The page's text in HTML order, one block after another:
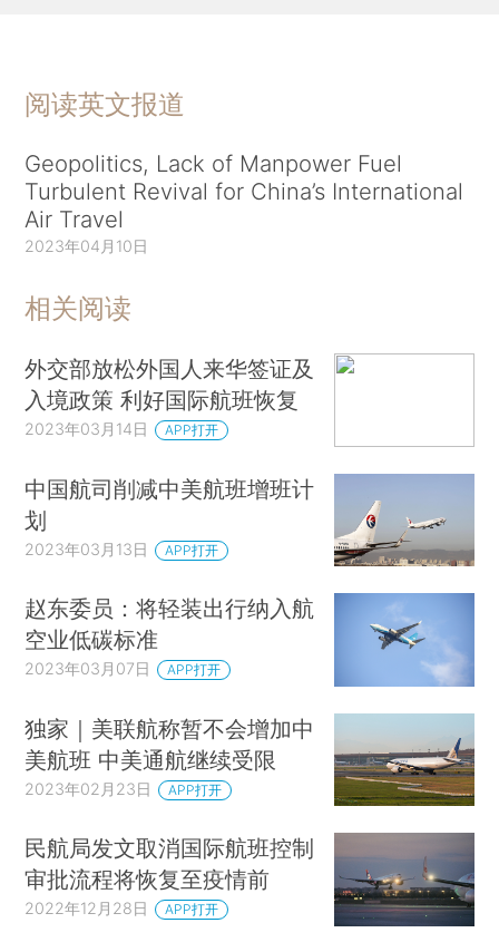
阅读英文报道
Geopolitics, Lack of Manpower Fuel
Turbulent Revival for China’s International
Air Travel
2023年04月10日
相关阅读
外交部放松外国人来华签证及
入境政策 利好国际航班恢复
2023年03月14日 APP打开
中国航司削减中美航班增班计
划
2023年03月13日 APP打开
赵东委员：将轻装出行纳入航
空业低碳标准
2023年03月07日 APP打开
独家｜美联航称暂不会增加中
美航班 中美通航继续受限
2023年02月23日 APP打开
民航局发文取消国际航班控制
审批流程将恢复至疫情前
2022年12月28日 APP打开